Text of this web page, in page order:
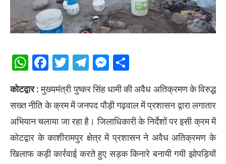
WhatsApp
Facebook
Twitter
Telegram
Messenger
कोटद्वार :मुख्यमंत्री पुष्कर सिंह धामी की अवैध अतिक्रमण के विरुद्ध
सख्त नीति के क्रम में जनपद पौड़ी गढ़वाल में प्रशासन द्वारा लगातार
अभियान चलाया जा रहा है। जिलाधिकारी के निर्देशों पर इसी क्रम में
कोटद्वार के काशीरामपुर क्षेत्र में प्रशासन ने अवैध अतिक्रमण के
खिलाफ कड़ी कार्रवाई करते हुए सड़क किनारे बनायी गयी झोपड़ियों